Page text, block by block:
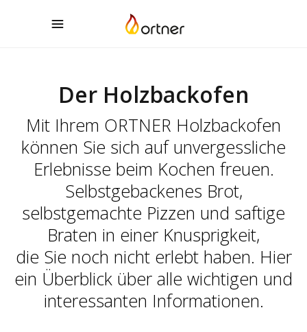
Der Holzbackofen
Mit Ihrem ORTNER Holzbackofen
können Sie sich auf unvergessliche
Erlebnisse beim Kochen freuen.
Selbstgebackenes Brot,
selbstgemachte Pizzen und saftige
Braten in einer Knusprigkeit,
die Sie noch nicht erlebt haben. Hier
ein Überblick über alle wichtigen und
interessanten Informationen.